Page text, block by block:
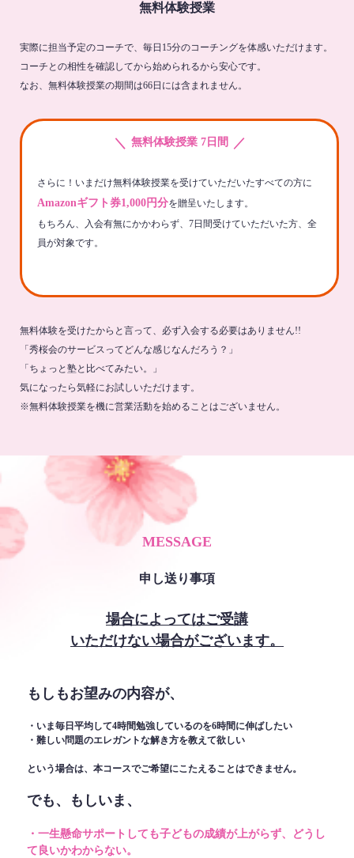
無料体験授業
実際に担当予定のコーチで、毎日15分のコーチングを体感いただけます。
コーチとの相性を確認してから始められるから安心です。
なお、無料体験授業の期間は66日には含まれません。
＼ 無料体験授業 7日間 ／
さらに！いまだけ無料体験授業を受けていただいたすべての方に
Amazonギフト券1,000円分を贈呈いたします。
もちろん、入会有無にかかわらず、7日間受けていただいた方、全
員が対象です。
無料体験を受けたからと言って、必ず入会する必要はありません!!
「秀桜会のサービスってどんな感じなんだろう？」
「ちょっと塾と比べてみたい。」
気になったら気軽にお試しいただけます。
※無料体験授業を機に営業活動を始めることはございません。
MESSAGE
申し送り事項
場合によってはご受講
いただけない場合がございます。
もしもお望みの内容が、
・いま毎日平均して4時間勉強しているのを6時間に伸ばしたい
・難しい問題のエレガントな解き方を教えて欲しい
という場合は、本コースでご希望にこたえることはできません。
でも、もしいま、
・一生懸命サポートしても子どもの成績が上がらず、どうし
て良いかわからない。